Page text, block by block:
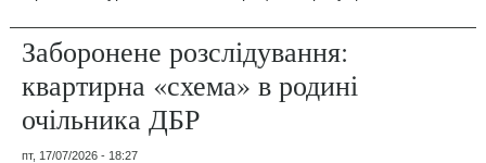
Заборонене розслідування:
квартирна «схема» в родині
очільника ДБР
пт, 17/07/2026 - 18:27